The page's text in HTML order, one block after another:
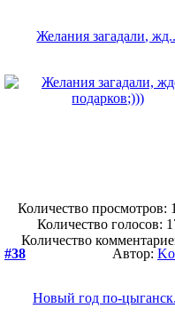
Желания загадали,
Количество просмотров:
Количество голосов:
Количество
#38 Автор:
Новый год по-